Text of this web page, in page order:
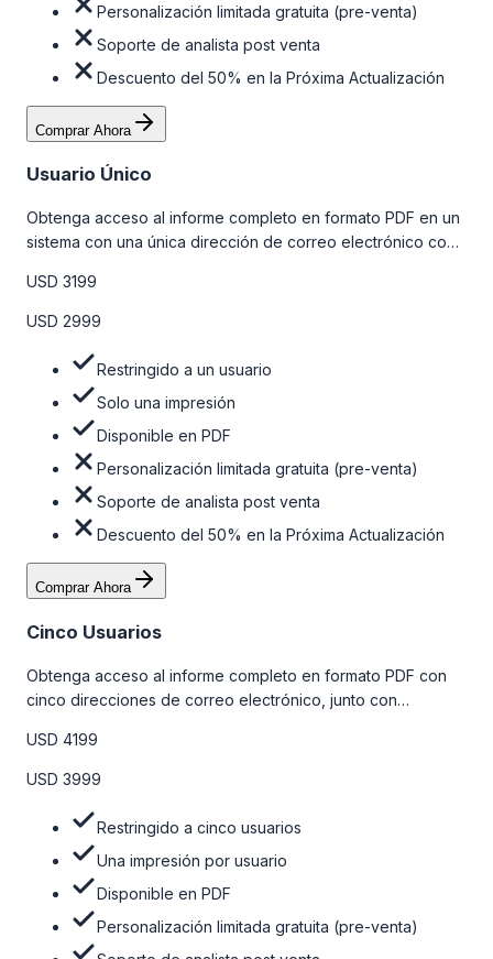
Personalización limitada gratuita (pre-venta)
Soporte de analista post venta
Descuento del 50% en la Próxima Actualización
Comprar Ahora
Usuario Único
Obtenga acceso al informe completo en formato PDF en un
sistema con una única dirección de correo electrónico con
la tabla de precios a continuación.
USD 3199
USD 2999
Restringido a un usuario
Solo una impresión
Disponible en PDF
Personalización limitada gratuita (pre-venta)
Soporte de analista post venta
Descuento del 50% en la Próxima Actualización
Comprar Ahora
Cinco Usuarios
Obtenga acceso al informe completo en formato PDF con
cinco direcciones de correo electrónico, junto con
venta y el soporte post-venta de nuestros analistas. Para
obtener más información, consulte la tabla de precios a
USD 4199
USD 3999
Restringido a cinco usuarios
Una impresión por usuario
Disponible en PDF
Personalización limitada gratuita (pre-venta)